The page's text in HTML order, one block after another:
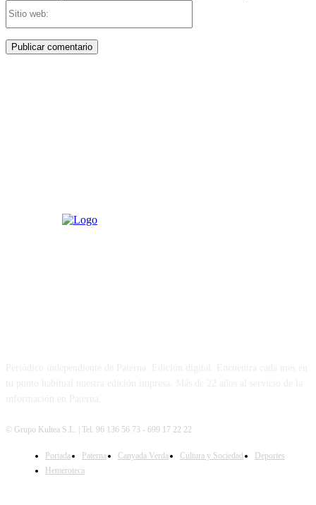
SÍGUENOS
© Grupo Kultea S.L. | Tel. 96 136 56 73 - 699 17 22 22
Portada Paterna Canyada Verda Cultura y Sociedad
Deportes
Hemeroteca